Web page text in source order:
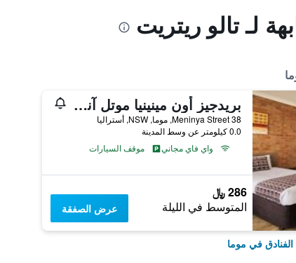
لـ تالو ريتريت
بريدجيز أون مينينيا موتل آند أبارتمنتس
38 Meninya Street, موما, NSW, أستراليا
0.0 كيلومتر عن وسط المدينة
واي فاي مجاني
موقف السيارات
286 ﷼
المتوسط في الليلة عرض الصفقة
في موما